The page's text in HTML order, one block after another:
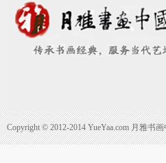
Copyright © 2012-2014 YueYaa.com 月雅书